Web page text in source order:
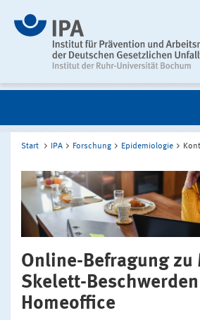
Start IPA Forschung Epidemiologie
Online-Befragung zu
Skelett-
Homeoffice